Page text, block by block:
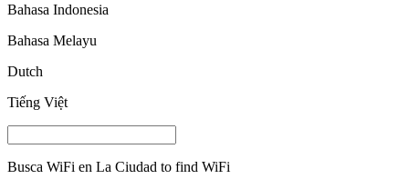
Bahasa Indonesia
Bahasa Melayu
Dutch
Tiếng Việt
Busca WiFi en La Ciudad to find WiFi